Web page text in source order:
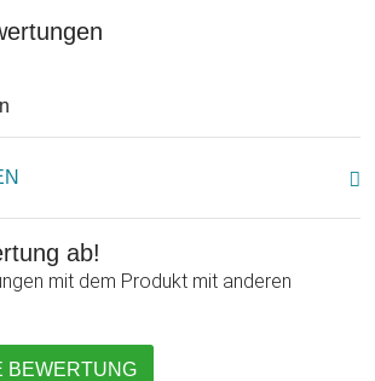
ab!
mit dem Produkt mit anderen
BEWERTUNG